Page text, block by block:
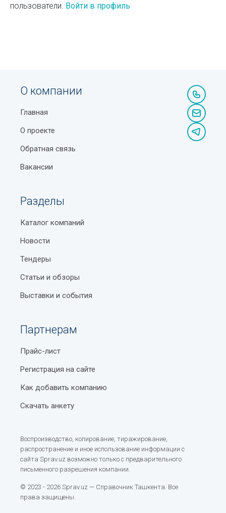
пользователи. Войти в профиль
О компании
Главная
О проекте
Обратная связь
Вакансии
Разделы
Каталог компаний
Новости
Тендеры
Статьи и обзоры
Выставки и события
Партнерам
Прайс-лист
Регистрация на сайте
Как добавить компанию
Скачать анкету
Воспроизводство, копирование, тиражирование,
распространение и иное использование информации с
сайта Sprav.uz возможно только с предварительного
письменного разрешения компании.
© 2023 - 2026 Sprav.uz — Справочник Ташкента. Все
права защищены.